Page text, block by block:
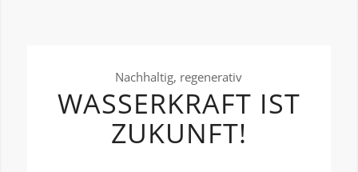
Nachhaltig, regenerativ
WASSERKRAFT IST
ZUKUNFT!